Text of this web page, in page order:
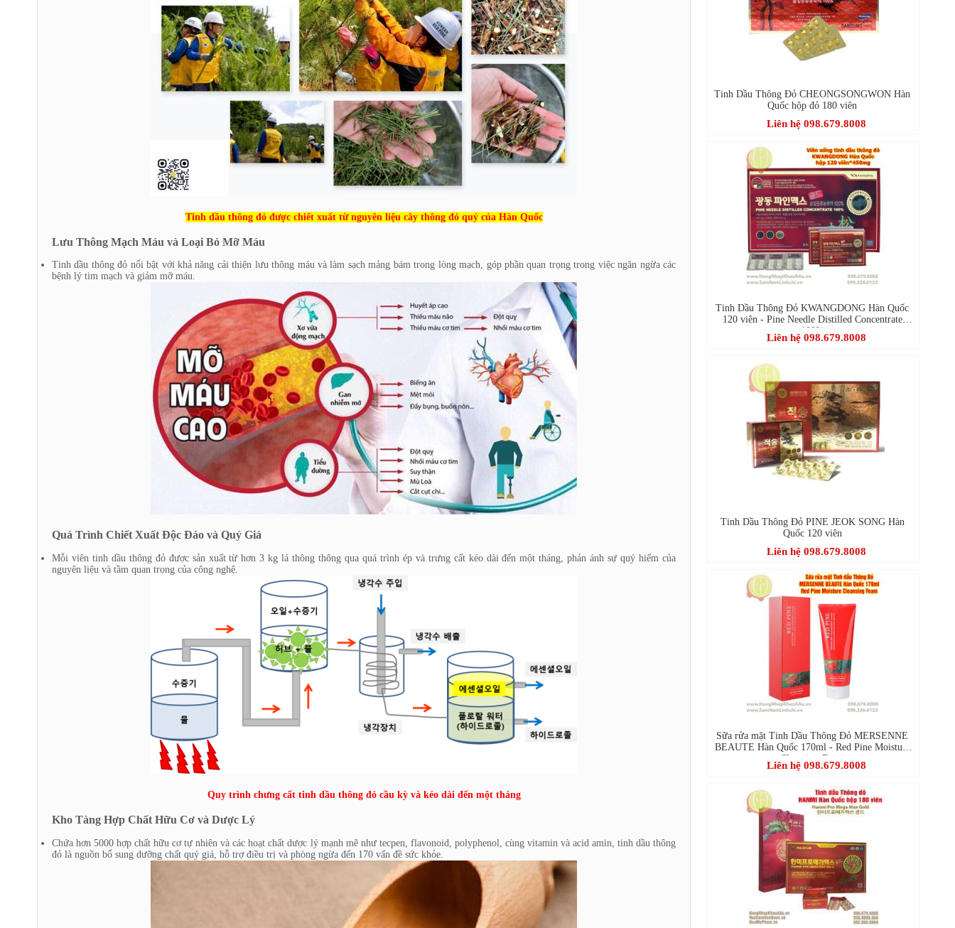
Tinh dầu thông đỏ được chiết xuất từ nguyên liệu cây thông đỏ quý của Hàn Quốc
Lưu Thông Mạch Máu và Loại Bỏ Mỡ Máu
Tinh dầu thông đỏ nổi bật với khả năng cải thiện lưu thông máu và làm sạch mảng bám trong lòng mạch, góp phần quan trọng trong việc ngăn ngừa các
bệnh lý tim mạch và giảm mỡ máu.
Quá Trình Chiết Xuất Độc Đáo và Quý Giá
Mỗi viên tinh dầu thông đỏ được sản xuất từ hơn 3 kg lá thông thông qua quá trình ép và trưng cất kéo dài đến một tháng, phản ánh sự quý hiếm của
nguyên liệu và tầm quan trọng của công nghệ.
Quy trình chưng cất tinh dầu thông đỏ cầu kỳ và kéo dài đến một tháng
Kho Tàng Hợp Chất Hữu Cơ và Dược Lý
Chứa hơn 5000 hợp chất hữu cơ tự nhiên và các hoạt chất dược lý mạnh mẽ như tecpen, flavonoid, polyphenol, cùng vitamin và acid amin, tinh dầu thông
đỏ là nguồn bổ sung dưỡng chất quý giá, hỗ trợ điều trị và phòng ngừa đến 170 vấn đề sức khỏe.
Tinh Dầu Thông Đỏ CHEONGSONGWON Hàn
Quốc hộp đỏ 180 viên
Liên hệ 098.679.8008
Tinh Dầu Thông Đỏ KWANGDONG Hàn Quốc
120 viên - Pine Needle Distilled Concentrate
100%
Liên hệ 098.679.8008
Tinh Dầu Thông Đỏ PINE JEOK SONG Hàn
Quốc 120 viên
Liên hệ 098.679.8008
Sữa rửa mặt Tinh Dầu Thông Đỏ MERSENNE
BEAUTE Hàn Quốc 170ml - Red Pine Moisture
Cleansing Foam
Liên hệ 098.679.8008